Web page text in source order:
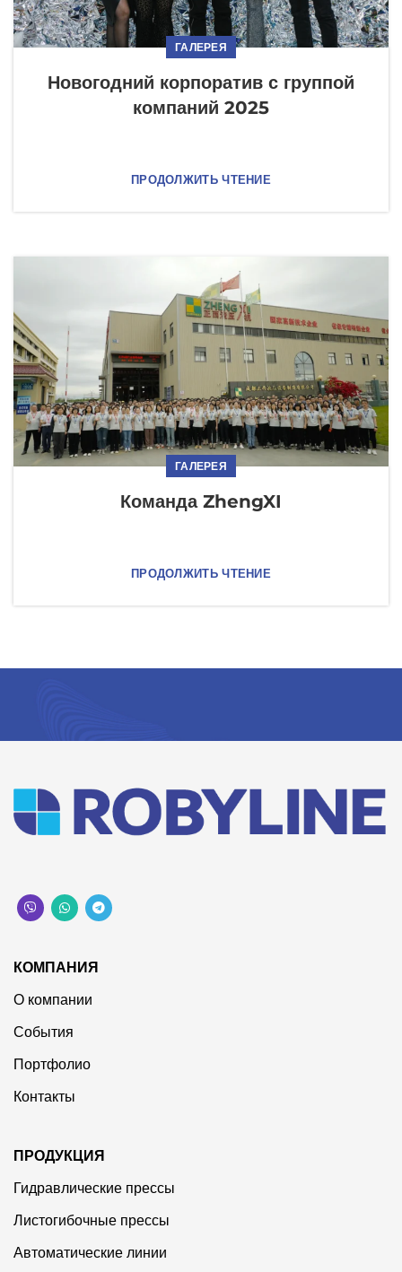
ГАЛЕРЕЯ
Новогодний корпоратив с группой
компаний 2025
ПРОДОЛЖИТЬ ЧТЕНИЕ
ГАЛЕРЕЯ
Команда ZhengXI
ПРОДОЛЖИТЬ ЧТЕНИЕ
КОМПАНИЯ
О компании
События
Портфолио
Контакты
ПРОДУКЦИЯ
Гидравлические прессы
Листогибочные прессы
Автоматические линии